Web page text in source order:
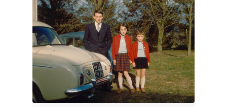
MODÈLES ET MARQUES
COMMENT FONCTIONNE BLV ?